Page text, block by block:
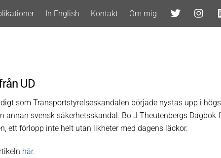
In English Kontakt Om mig
UD
som Transportstyrelseskandalen började nystas upp i
annan svensk säkerhetsskandal. Bo J Theutenbergs Dagbok
ett förlopp inte helt utan likheter med dagens läckor.
här.